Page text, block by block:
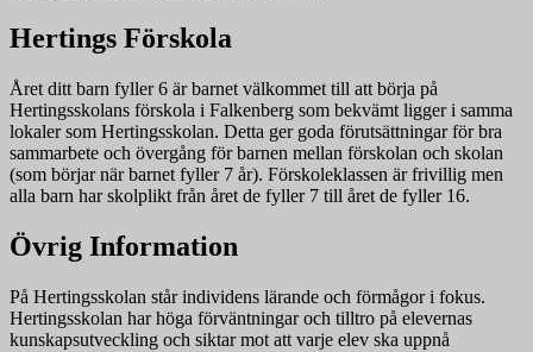
Hertings Förskola
Året ditt barn fyller 6 är barnet välkommet till att börja på
Hertingsskolans förskola i Falkenberg som bekvämt ligger i samma
lokaler som Hertingsskolan. Detta ger goda förutsättningar för bra
sammarbete och övergång för barnen mellan förskolan och skolan
(som börjar när barnet fyller 7 år). Förskoleklassen är frivillig men
alla barn har skolplikt från året de fyller 7 till året de fyller 16.
Övrig Information
På Hertingsskolan står individens lärande och förmågor i fokus.
Hertingsskolan har höga förväntningar och tilltro på elevernas
kunskapsutveckling och siktar mot att varje elev ska uppnå